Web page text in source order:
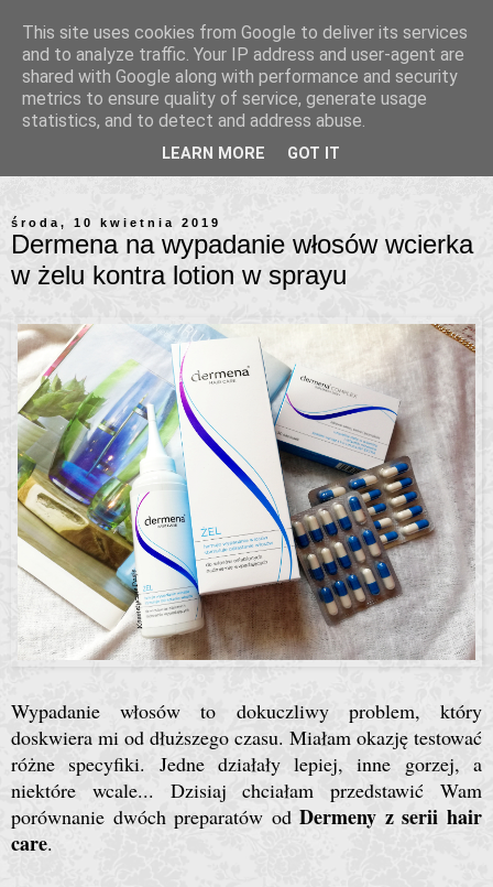
środa, 10 kwietnia 2019
Dermena na wypadanie włosów wcierka
w żelu kontra lotion w sprayu
Wypadanie włosów to dokuczliwy problem, który
doskwiera mi od dłuższego czasu. Miałam okazję testować
różne specyfiki. Jedne działały lepiej, inne gorzej, a
niektóre wcale... Dzisiaj chciałam przedstawić Wam
porównanie dwóch preparatów odDermeny z serii hair
care.
This site uses cookies from Google to deliver its services
and to analyze traffic. Your IP address and user-agent are
shared with Google along with performance and security
metrics to ensure quality of service, generate usage
statistics, and to detect and address abuse.
LEARN MORE GOT IT